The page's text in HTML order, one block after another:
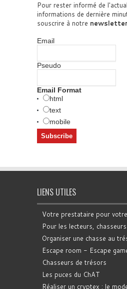
Pour rester informé de
informations de dernière
souscrire à notre
Email
Pseudo
Email Format
html
text
mobile
LIENS UTILES
Votre prestataire pour
Pour les lecteurs,
Organiser une chasse au
Escape room - Escape
Chasseurs de trésors
Les puces du ChAT
Réaliser un cryptex : le